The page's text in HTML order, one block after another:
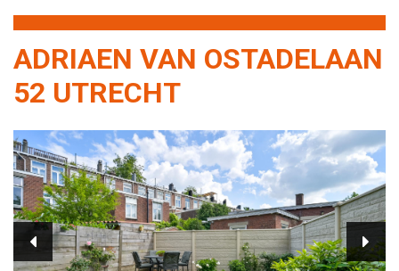
ADRIAEN VAN OSTADELAAN
52 UTRECHT